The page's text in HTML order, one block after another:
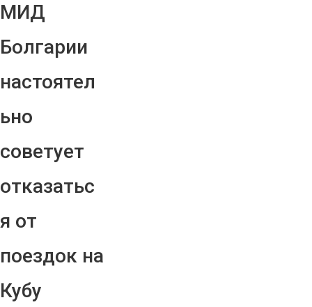
МИД
Болгарии
настоятел
ьно
советует
отказатьс
я от
поездок на
Кубу